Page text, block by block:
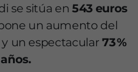
se sitúa en543 euros
un aumento del
y un espectacular 73 %